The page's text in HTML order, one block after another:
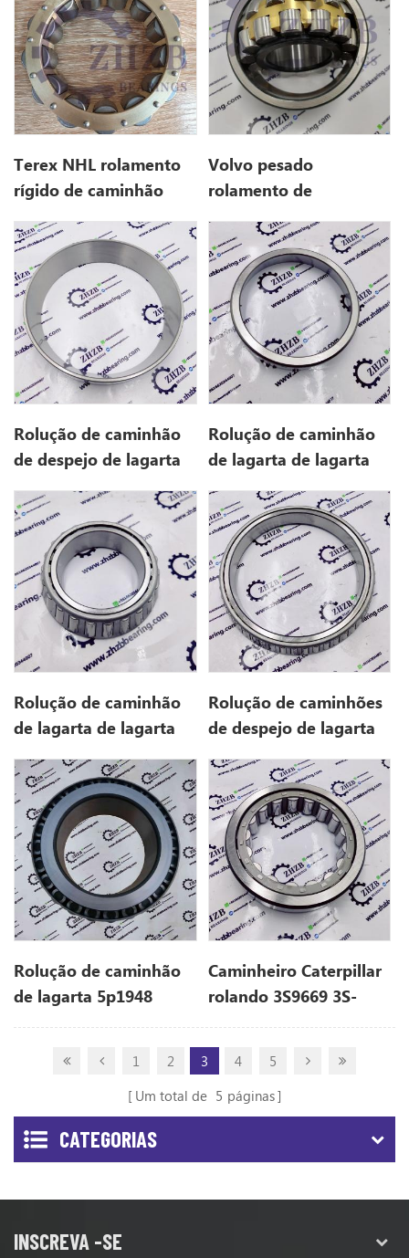
Terex NHL rolamento
rígido de caminhão
Volvo pesado
rolamento de
VoE11088231 para
A40D
Rolução de caminhão
de despejo de lagarta
773
Rolução de caminhão
de lagarta de lagarta
769D
Rolução de caminhão
de lagarta de lagarta
769D
Rolução de caminhões
de despejo de lagarta
Rolução de caminhão
de lagarta 5p1948
5p1949
Caminheiro Caterpillar
rolando 3S9669 3S-
9669 para D7F
1 2 3 4
5
Um total de 5 páginas
CATEGORIAS
INSCREVA -SE